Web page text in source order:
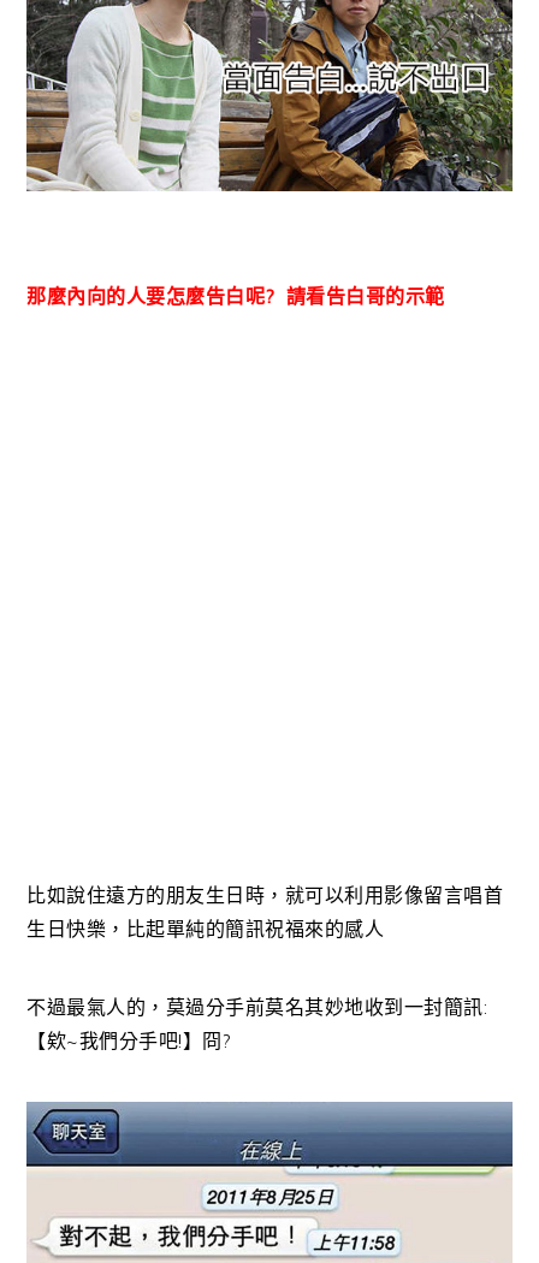
那麼內向的人要怎麼告白呢? 請看告白哥的示範
比如說住遠方的朋友生日時，就可以利用影像留言唱首
生日快樂，比起單純的簡訊祝福來的感人
不過最氣人的，莫過分手前莫名其妙地收到一封簡訊:
【欸~我們分手吧!】冏?